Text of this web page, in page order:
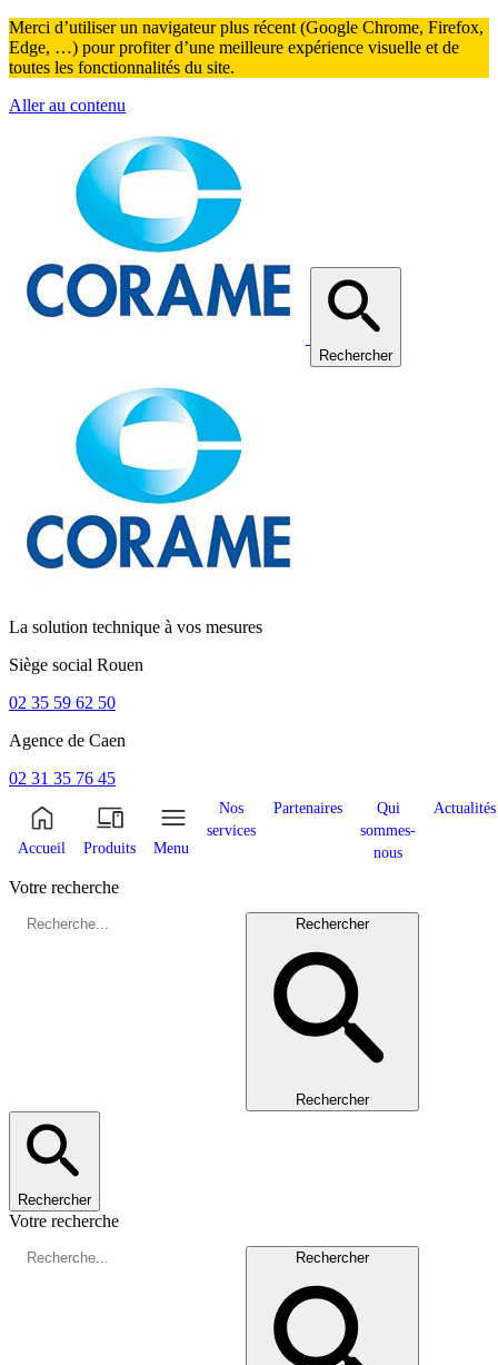
Merci d’utiliser un navigateur plus récent (Google Chrome, Firefox,
Edge, …) pour profiter d’une meilleure expérience visuelle et de
toutes les fonctionnalités du site.
Aller au contenu
Rechercher
La solution technique à vos mesures
Siège social Rouen
02 35 59 62 50
Agence de Caen
02 31 35 76 45
Accueil Produits Menu
Nos
services
Partenaires
Qui
sommes-
nous
Actualités
Votre recherche
Rechercher
Rechercher
Rechercher
Votre recherche
Rechercher